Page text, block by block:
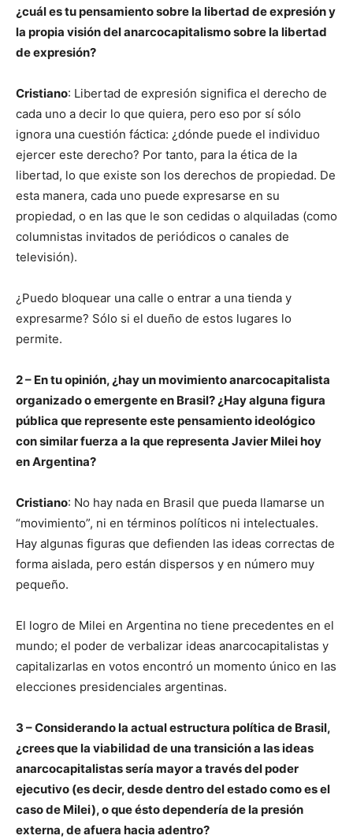
¿cuál es tu pensamiento sobre la libertad de expresión y
la propia visión del anarcocapitalismo sobre la libertad
de expresión?
Cristiano: Libertad de expresión significa el derecho de
cada uno a decir lo que quiera, pero eso por sí sólo
ignora una cuestión fáctica: ¿dónde puede el individuo
ejercer este derecho? Por tanto, para la ética de la
libertad, lo que existe son los derechos de propiedad. De
esta manera, cada uno puede expresarse en su
propiedad, o en las que le son cedidas o alquiladas (como
columnistas invitados de periódicos o canales de
televisión).
¿Puedo bloquear una calle o entrar a una tienda y
expresarme? Sólo si el dueño de estos lugares lo
permite.
2 – En tu opinión, ¿hay un movimiento anarcocapitalista
organizado o emergente en Brasil? ¿Hay alguna figura
pública que represente este pensamiento ideológico
con similar fuerza a la que representa Javier Milei hoy
en Argentina?
Cristiano: No hay nada en Brasil que pueda llamarse un
“movimiento”, ni en términos políticos ni intelectuales.
Hay algunas figuras que defienden las ideas correctas de
forma aislada, pero están dispersos y en número muy
pequeño.
El logro de Milei en Argentina no tiene precedentes en el
mundo; el poder de verbalizar ideas anarcocapitalistas y
capitalizarlas en votos encontró un momento único en las
elecciones presidenciales argentinas.
3 – Considerando la actual estructura política de Brasil,
¿crees que la viabilidad de una transición a las ideas
anarcocapitalistas sería mayor a través del poder
ejecutivo (es decir, desde dentro del estado como es el
caso de Milei), o que ésto dependería de la presión
externa, de afuera hacia adentro?